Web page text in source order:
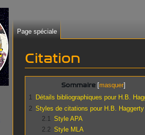
Citation
navigation
recherche
Sommaire
1 Détails bibliographiques pour H.B.
2 Styles de citations pour H.B. Haggerty
2.1
Style APA
2.2 Style MLA
Page spéciale